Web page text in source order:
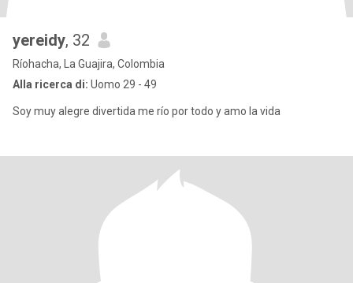
yereidy, 32
Ríohacha, La Guajira, Colombia
Alla ricerca di: Uomo 29 - 49
Soy muy alegre divertida me río por todo y amo la vida